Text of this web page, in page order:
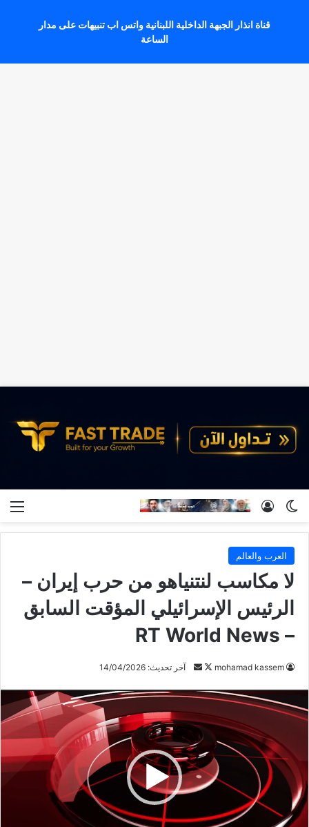
قناة انذار الجبهة الداخلية اللبنانية واتس اب تنبيهات على مدار
الساعة
الوضع المظلم
تسجيل الدخول
العرب والعالم
لا مكاسب لنتنياهو من حرب إيران –
الرئيس الإسرائيلي المؤقت السابق
– RT World News
mohamad kassem
تابع
X
أرسل
إلكترونيا
آخر تحديث: 14/04/2026
مشغل
الفيديو